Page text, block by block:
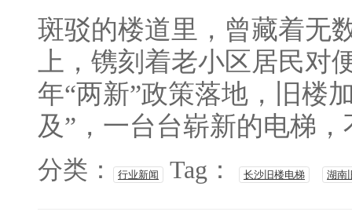
斑驳的楼道里，曾藏着无
上，镌刻着老小区居民对
年“两新”政策落地，旧楼
及”，一台台崭新的电梯
分类： 行业新闻 Tag： 长沙旧楼电梯 湖南